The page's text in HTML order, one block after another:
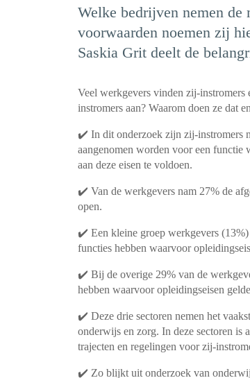
Welke bedrijven nemen de
voorwaarden noemen zij
Saskia Grit deelt de
Veel werkgevers vinden zij-
instromers aan? Waarom doen ze dat
✔️ In dit onderzoek zijn zij-instromers
aangenomen worden voor een functie
aan deze eisen te voldoen.
✔️ Van de werkgevers nam 27% de
open.
✔️ Een kleine groep werkgevers
functies hebben waarvoor
✔️ Bij de overige 29% van de
hebben waarvoor opleidingseisen
✔️ Deze drie sectoren nemen het
onderwijs en zorg. In deze sectoren is
trajecten en regelingen voor zij-
✔️ Zo blijkt uit onderzoek van